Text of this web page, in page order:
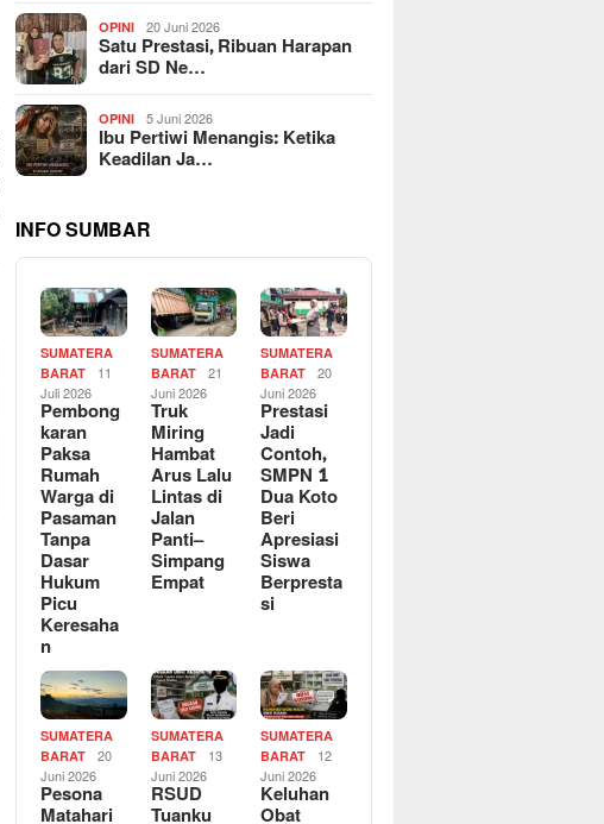
OPINI 20 Juni 2026
Satu Prestasi, Ribuan Harapan
dari SD Ne…
OPINI 5 Juni 2026
Ibu Pertiwi Menangis: Ketika
Keadilan Ja…
INFO SUMBAR
SUMATERA
BARAT
11
Juli 2026
Pembong
karan
Paksa
Rumah
Warga di
Pasaman
Tanpa
Dasar
Hukum
Picu
Keresaha
n
SUMATERA
BARAT
21
Juni 2026
Truk
Miring
Hambat
Arus Lalu
Lintas di
Jalan
Panti–
Simpang
Empat
SUMATERA
BARAT
20
Juni 2026
Prestasi
Jadi
Contoh,
SMPN 1
Dua Koto
Beri
Apresiasi
Siswa
Berpresta
si
SUMATERA
BARAT
20
Juni 2026
Pesona
Matahari
SUMATERA
BARAT
13
Juni 2026
RSUD
Tuanku
SUMATERA
BARAT
12
Juni 2026
Keluhan
Obat